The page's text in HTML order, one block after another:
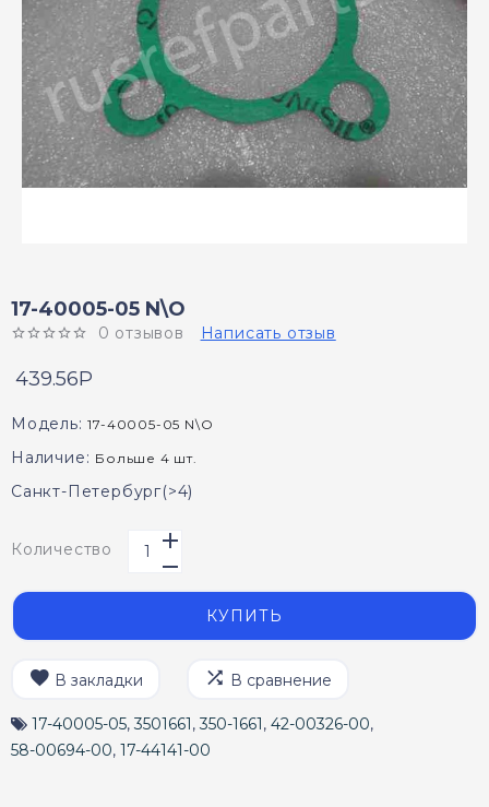
17-40005-05 N\O
0 отзывов Написать отзыв
439.56P
Модель: 17-40005-05 N\O
Наличие: Больше 4 шт.
Санкт-Петербург(>4)
Количество
КУПИТЬ
В закладки В сравнение
17-40005-05,3501661,350-1661, 42-00326-00,
58-00694-00, 17-44141-00